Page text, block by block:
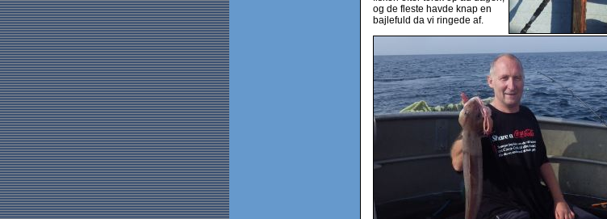
og de fleste havde knap en
bajlefuld da vi ringede af.